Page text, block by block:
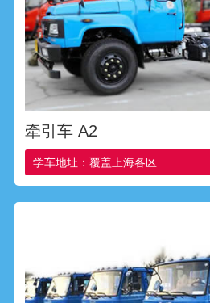
牵引车 A2
学车地址：覆盖上海各区